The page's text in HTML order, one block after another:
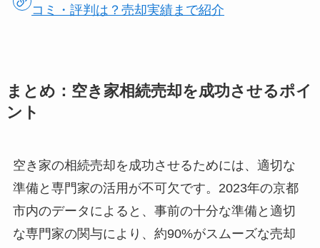
コミ・評判は？売却実績まで紹介
まとめ：空き家相続売却を成功させるポイ
ント
空き家の相続売却を成功させるためには、適切な
準備と専門家の活用が不可欠です。2023年の京都
市内のデータによると、事前の十分な準備と適切
な専門家の関与により、約90%がスムーズな売却